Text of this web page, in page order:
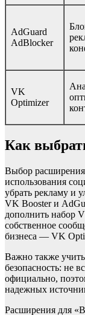
AdGuard
AdBlocker
VK
Optimizer
Как
Выбор
использования
убрать рекламу и
VK Booster и
дополнить набор
собственное
бизнеса — VK
Важно также
безопасность: не
официально,
надежных
Расширения для